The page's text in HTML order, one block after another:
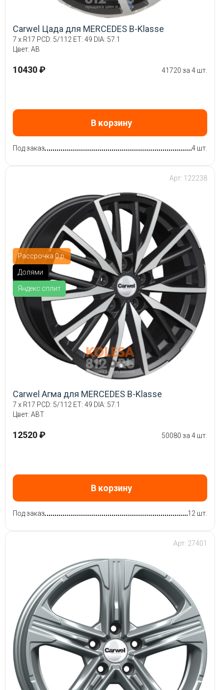
Carwel Цада для MERCEDES B-Klasse
7 x R17 PCD: 5/112 ET: 49 DIA: 57.1
Цвет: AB
10430 ₽ 41720 за 4 шт.
В корзину
Под заказ 4 шт.
Рассрочка 0 р.
Долями
Яндекс.сплит
Арт: 122238
Carwel Агма для MERCEDES B-Klasse
7 x R17 PCD: 5/112 ET: 49 DIA: 57.1
Цвет: ABT
12520 ₽ 50080 за 4 шт.
В корзину
Под заказ 12 шт.
Арт: 27401